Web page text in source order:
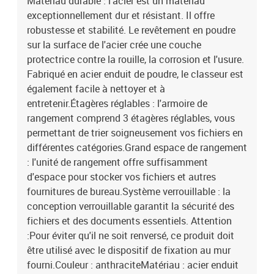
exceptionnellement dur et résistant. Il offre
robustesse et stabilité. Le revêtement en poudre
sur la surface de l'acier crée une couche
protectrice contre la rouille, la corrosion et l'usure.
Fabriqué en acier enduit de poudre, le classeur est
également facile à nettoyer et à
entretenir.Étagères réglables : l'armoire de
rangement comprend 3 étagères réglables, vous
permettant de trier soigneusement vos fichiers en
différentes catégories.Grand espace de rangement
: l'unité de rangement offre suffisamment
d'espace pour stocker vos fichiers et autres
fournitures de bureau.Système verrouillable : la
conception verrouillable garantit la sécurité des
fichiers et des documents essentiels. Attention
:Pour éviter qu'il ne soit renversé, ce produit doit
être utilisé avec le dispositif de fixation au mur
fourni.Couleur : anthraciteMatériau : acier enduit